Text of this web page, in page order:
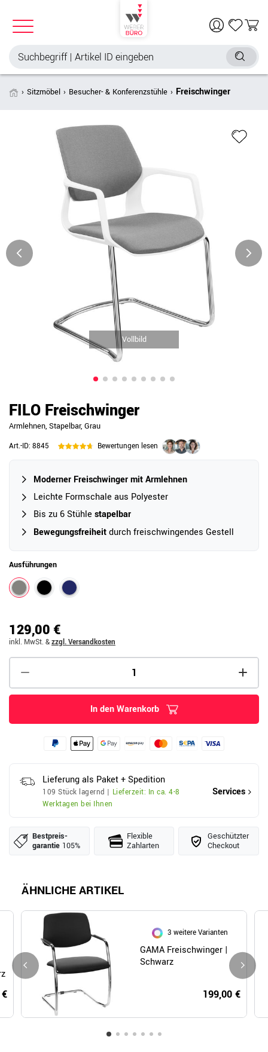
Sitzmöbel Besucher- & Konferenzstühle Freischwinger
Vollbild
FILO Freischwinger
Armlehnen, Stapelbar, Grau
Art.-ID: 8845 Bewertungen lesen
Moderner Freischwinger mit Armlehnen
Leichte Formschale aus Polyester
Bis zu 6 Stühle stapelbar
Bewegungsfreiheitdurch freischwingendes Gestell
Ausführungen
129,00 €
inkl. MwSt. &zzgl. Versandkosten
In den Warenkorb
Lieferung als Paket + Spedition
109 Stück lagernd | Lieferzeit: In ca. 4-8
Werktagen bei Ihnen
Services
Bestpreis­
garantie 105%
Flexible
Zahlarten
Geschützter
Checkout
ÄHNLICHE ARTIKEL
3 weitere Varianten
GAMA Freischwinger |
Schwarz
199,00 €